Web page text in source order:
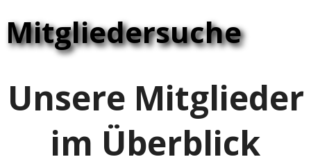
Mitgliedersuche
Unsere Mitglieder
im Überblick